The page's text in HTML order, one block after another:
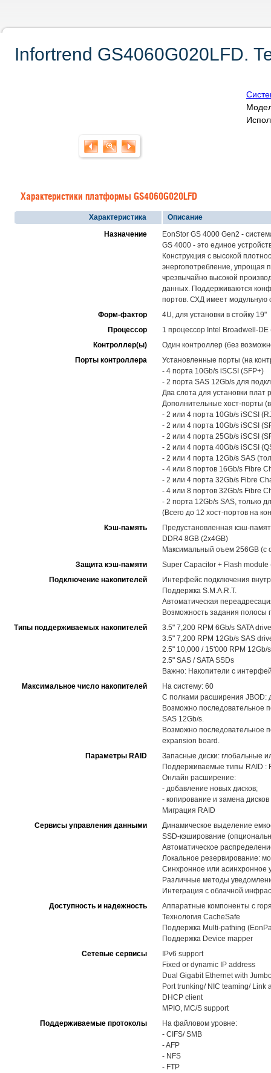
Infortrend GS4060G020LFD.
Характеристики платформы GS4060G020LFD
Характеристика
Описание
Назначение
EonStor GS 4000 Gen2 -
GS 4000 - это единое
Конструкция с высокой
энергопотребление, упрощая
чрезвычайно высокой
данных. Поддерживаются
портов. СХД имеет модульную
Форм-фактор
4U, для установки в стойку 19"
Процессор
1 процессор Intel Broadwell-DE
Контроллер(ы)
Один контроллер (без
Порты контроллера
Установленные порты (на
- 4 порта 10Gb/s iSCSI (SFP+)
- 2 порта SAS 12Gb/s для
Два слота для установки
Дополнительные хост-порты
- 2 или 4 порта 10Gb/s iSCSI
- 2 или 4 порта 10Gb/s iSCSI
- 2 или 4 порта 25Gb/s iSCSI
- 2 или 4 порта 40Gb/s iSCSI
- 2 или 4 порта 12Gb/s SAS
- 4 или 8 портов 16Gb/s Fibre
- 2 или 4 порта 32Gb/s Fibre
- 4 или 8 портов 32Gb/s Fibre
- 2 порта 12Gb/s SAS, только
(Всего до 12 хост-портов на
Кэш-память
Предустановленная кэш-
DDR4 8GB (2x4GB)
Максимальный оъем 256GB (с
Защита кэш-памяти
Super Capacitor + Flash
Подключение накопителей
Интерфейс подключения
Поддержка S.M.A.R.T.
Автоматическая
Возможность задания полосы
Типы поддерживаемых накопителей
3.5" 7,200 RPM 6Gb/s SATA
3.5" 7,200 RPM 12Gb/s SAS
2.5" 10,000 / 15'000 RPM 12Gb/
2.5" SAS / SATA SSDs
Важно: Накопители с
Максимальное число накопителей
На систему: 60
С полками расширения JBOD:
Возможно последовательное
SAS 12Gb/s.
Возможно последовательное
expansion board.
Параметры RAID
Запасные диски: глобальные
Поддерживаемые типы RAID :
Онлайн расширение:
- добавление новых дисков;
- копирование и замена
Миграция RAID
Сервисы управления данными
Динамическое выделение
SSD-кэширование
Автоматическое
Локальное резервирование:
Синхронное или асинхронное
Различные методы
Интеграция с облачной
Доступность и надежность
Аппаратные компоненты с
Технология CacheSafe
Поддержка Multi-pathing
Поддержка Device mapper
Сетевые сервисы
IPv6 support
Fixed or dynamic IP address
Dual Gigabit Ethernet with
Port trunking/ NIC teaming/ Link
DHCP client
MPIO, MC/S support
Поддерживаемые протоколы
На файловом уровне:
- CIFS/ SMB
- AFP
- NFS
- FTP